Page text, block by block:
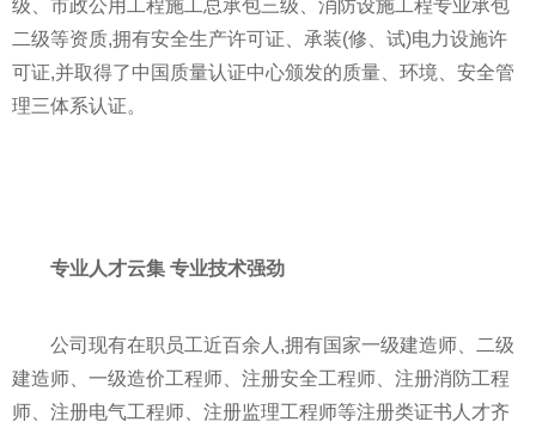
级、市政公用工程施工总承包三级、消防设施工程专业承包
二级等资质,拥有安全生产许可证、承装(修、试)电力设施许
可证,并取得了中国质量认证中心颁发的质量、环境、安全管
理三体系认证。
专业人才云集 专业技术强劲
公司现有在职员工近百余人,拥有国家一级建造师、二级
建造师、一级造价工程师、注册安全工程师、注册消防工程
师、注册电气工程师、注册监理工程师等注册类证书人才齐